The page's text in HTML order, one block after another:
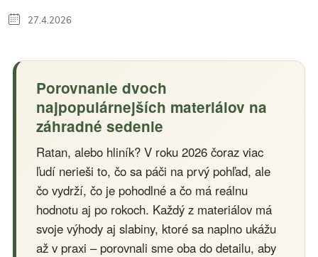
27.4.2026
Porovnanie dvoch
najpopulárnejších materiálov na
záhradné sedenie
Ratan, alebo hliník? V roku 2026 čoraz viac
ľudí nerieši to, čo sa páči na prvý pohľad, ale
čo vydrží, čo je pohodlné a čo má reálnu
hodnotu aj po rokoch. Každý z materiálov má
svoje výhody aj slabiny, ktoré sa naplno ukážu
až v praxi – porovnali sme oba do detailu, aby